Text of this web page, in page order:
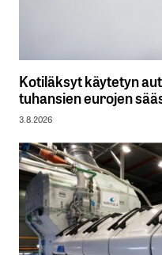
Kotiläksyt käytetyn
tuhansien eurojen
3.8.2026